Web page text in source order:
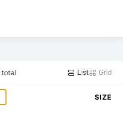
total List Grid
SIZE